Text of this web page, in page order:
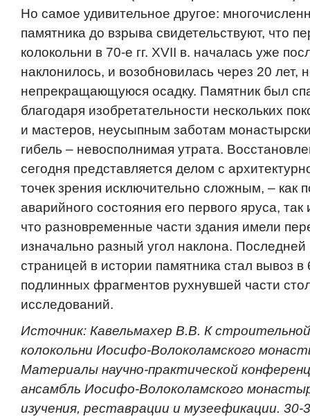
Но самое удивительное другое:
памятника до взрыва свидетельствуют, что
колокольни в 70-е гг. XVII в. началась уже
наклонилось, и возобновилась через 20 лет,
непрекращающуюся осадку. Памятник был
благодаря изобретательности нескольких
и мастеров, неусыпным заботам
гибель – невосполнимая утрата.
сегодня представляется делом с
точек зрения исключительно сложным, – как
аварийного состояния его первого яруса, так
что разновременные части здания имели
изначально разный угол наклона.
страницей в истории памятника стал вывоз в
подлинных фрагментов рухнувшей части
исследований.
Источник: Кавельмахер В.В. К
колокольни Иосифо-Волоколамского
Материалы научно-практической
ансамбль Иосифо-Волоколамского
изучения, реставрации и музеефикации. 30-